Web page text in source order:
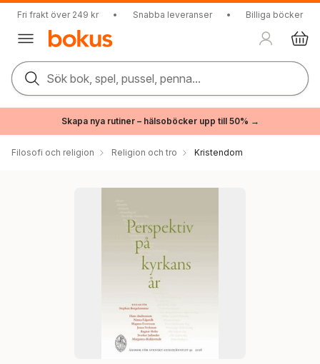
Fri frakt över 249 kr • Snabba leveranser • Billiga böcker
Sök bok, spel, pussel, penna...
Skapa nya rutiner – hälsoböcker upp till 50% →
Filosofi och religion Religion och tro Kristendom